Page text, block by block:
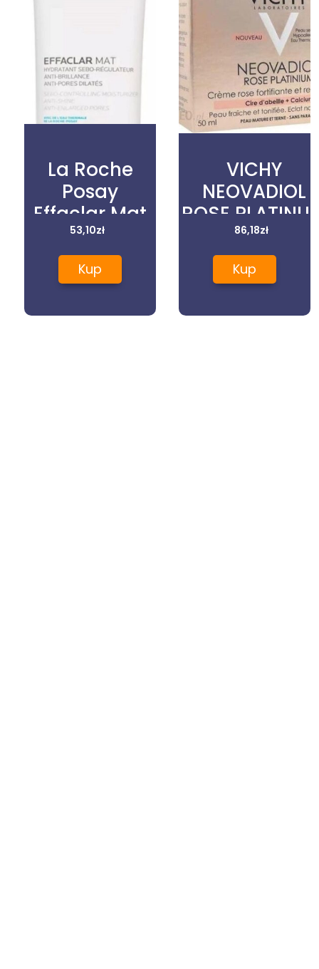
La Roche
Posay
Effaclar Mat
Krem 40Ml
53,10zł
Kup
VICHY
NEOVADIOL
ROSE PLATINUM
Różany krem
wzmacniająco-
rewitalizujący
dojrzałej 50ml
86,18zł
Kup